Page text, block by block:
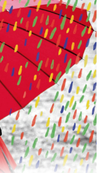
doble tapa, que
a remarla.